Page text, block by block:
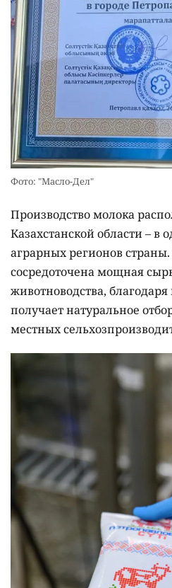
Фото: "Масло-Дел"
Производство молока
Казахстанской области – в
аграрных регионов
сосредоточена мощная
животноводства,
получает натуральное
местных